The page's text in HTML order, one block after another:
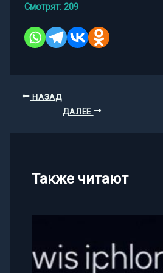
Смотрят: 209
НАЗАД
ДАЛЕЕ
Также читают